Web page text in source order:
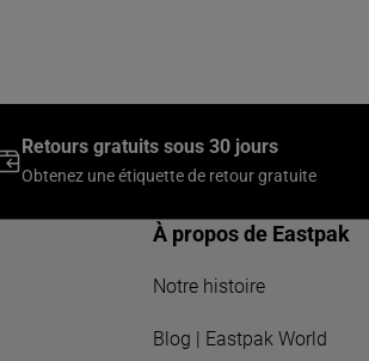
Retours gratuits sous 30 jours
Obtenez une étiquette de retour gratuite
À propos de Eastpak
Notre histoire
Blog | Eastpak World